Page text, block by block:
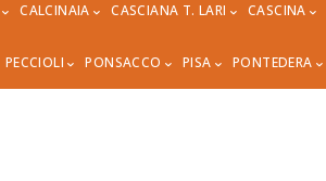
CALCINAIA CASCIANA T. LARI CASCINA
PECCIOLI PONSACCO PISA PONTEDERA